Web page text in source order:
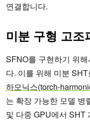
연결합니다.
미분 구형 고조
SFNO를 구현하기 위
다. 이를 위해 미분
하모닉스(torch-
는 확장 가능한 모델 병
및 다중 GPU에서 SHT